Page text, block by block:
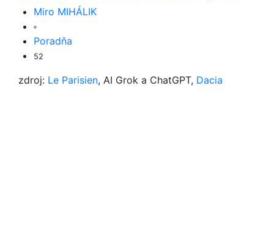
Miro MIHÁLIK
Poradňa
52
zdroj: Le Parisien, AI Grok a ChatGPT, Dacia